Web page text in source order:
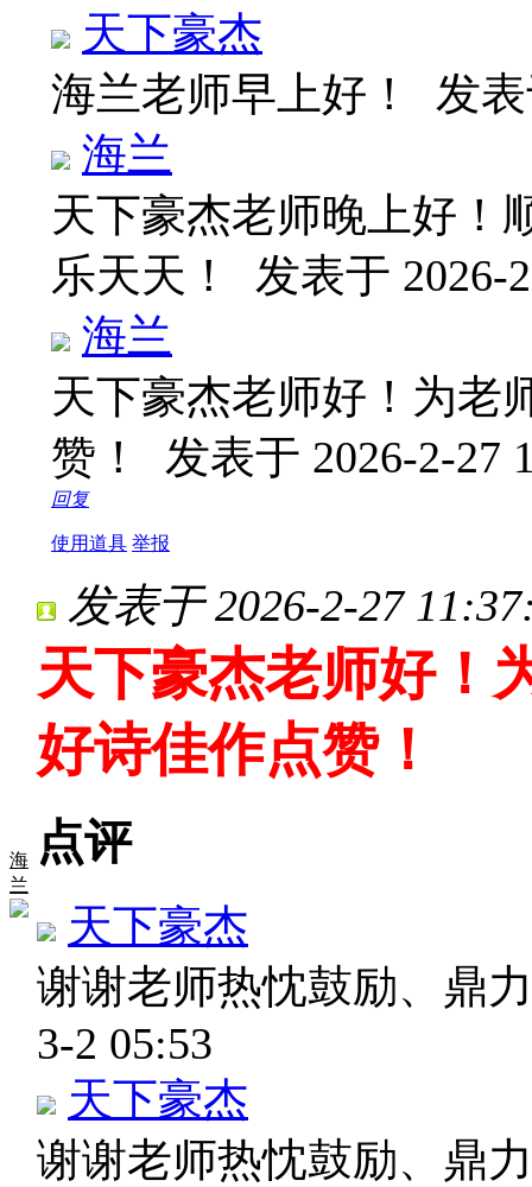
天下豪杰
海兰老师早上好！ 发
海兰
天下豪杰老师晚上好！
乐天天！ 发表于 2026-
海兰
天下豪杰老师好！为老
赞！ 发表于 2026-2-27
回复
使用道具 举报
海
兰
发表于 2026-2-27
天下豪杰老师好！
好诗佳作点赞！
点评
天下豪杰
谢谢老师热忱鼓励、鼎
3-2 05:53
天下豪杰
谢谢老师热忱鼓励、鼎